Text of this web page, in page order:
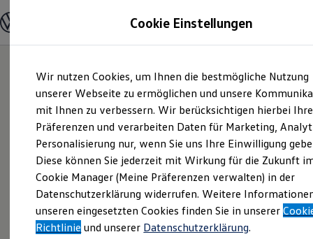
Hauptinhalt
springen
Footer
springen
Modelle und Konfigurator
Modelle vergleichen
Elektroautos
ENERGY Sondermodelle
Nutzfahrzeuge
SUV und CUV
Familienautos
Kombis
Kompaktwagen
Sportwagen
Schnell verfügbare Fahrzeuge
Angebote und Produkte
Aktuelle Angebote
E-Auto-Förderung
Volkswagen Marktplatz
Cookie Einstellungen
Wir nutzen Cookies, um Ihnen die bestmögliche Nutzung
unserer Webseite zu ermöglichen und unsere
mit Ihnen zu verbessern. Wir berücksichtigen hierbei Ihre
Präferenzen und verarbeiten Daten für Marketing,
Personalisierung nur, wenn Sie uns Ihre Einwilligung
Diese können Sie jederzeit mit Wirkung für die Zukunft
Cookie Manager (Meine Präferenzen verwalten) in der
Datenschutzerklärung widerrufen. Weitere
unseren eingesetzten Cookies finden Sie in unserer
Richtlinie und unserer Datenschutzerklärung.